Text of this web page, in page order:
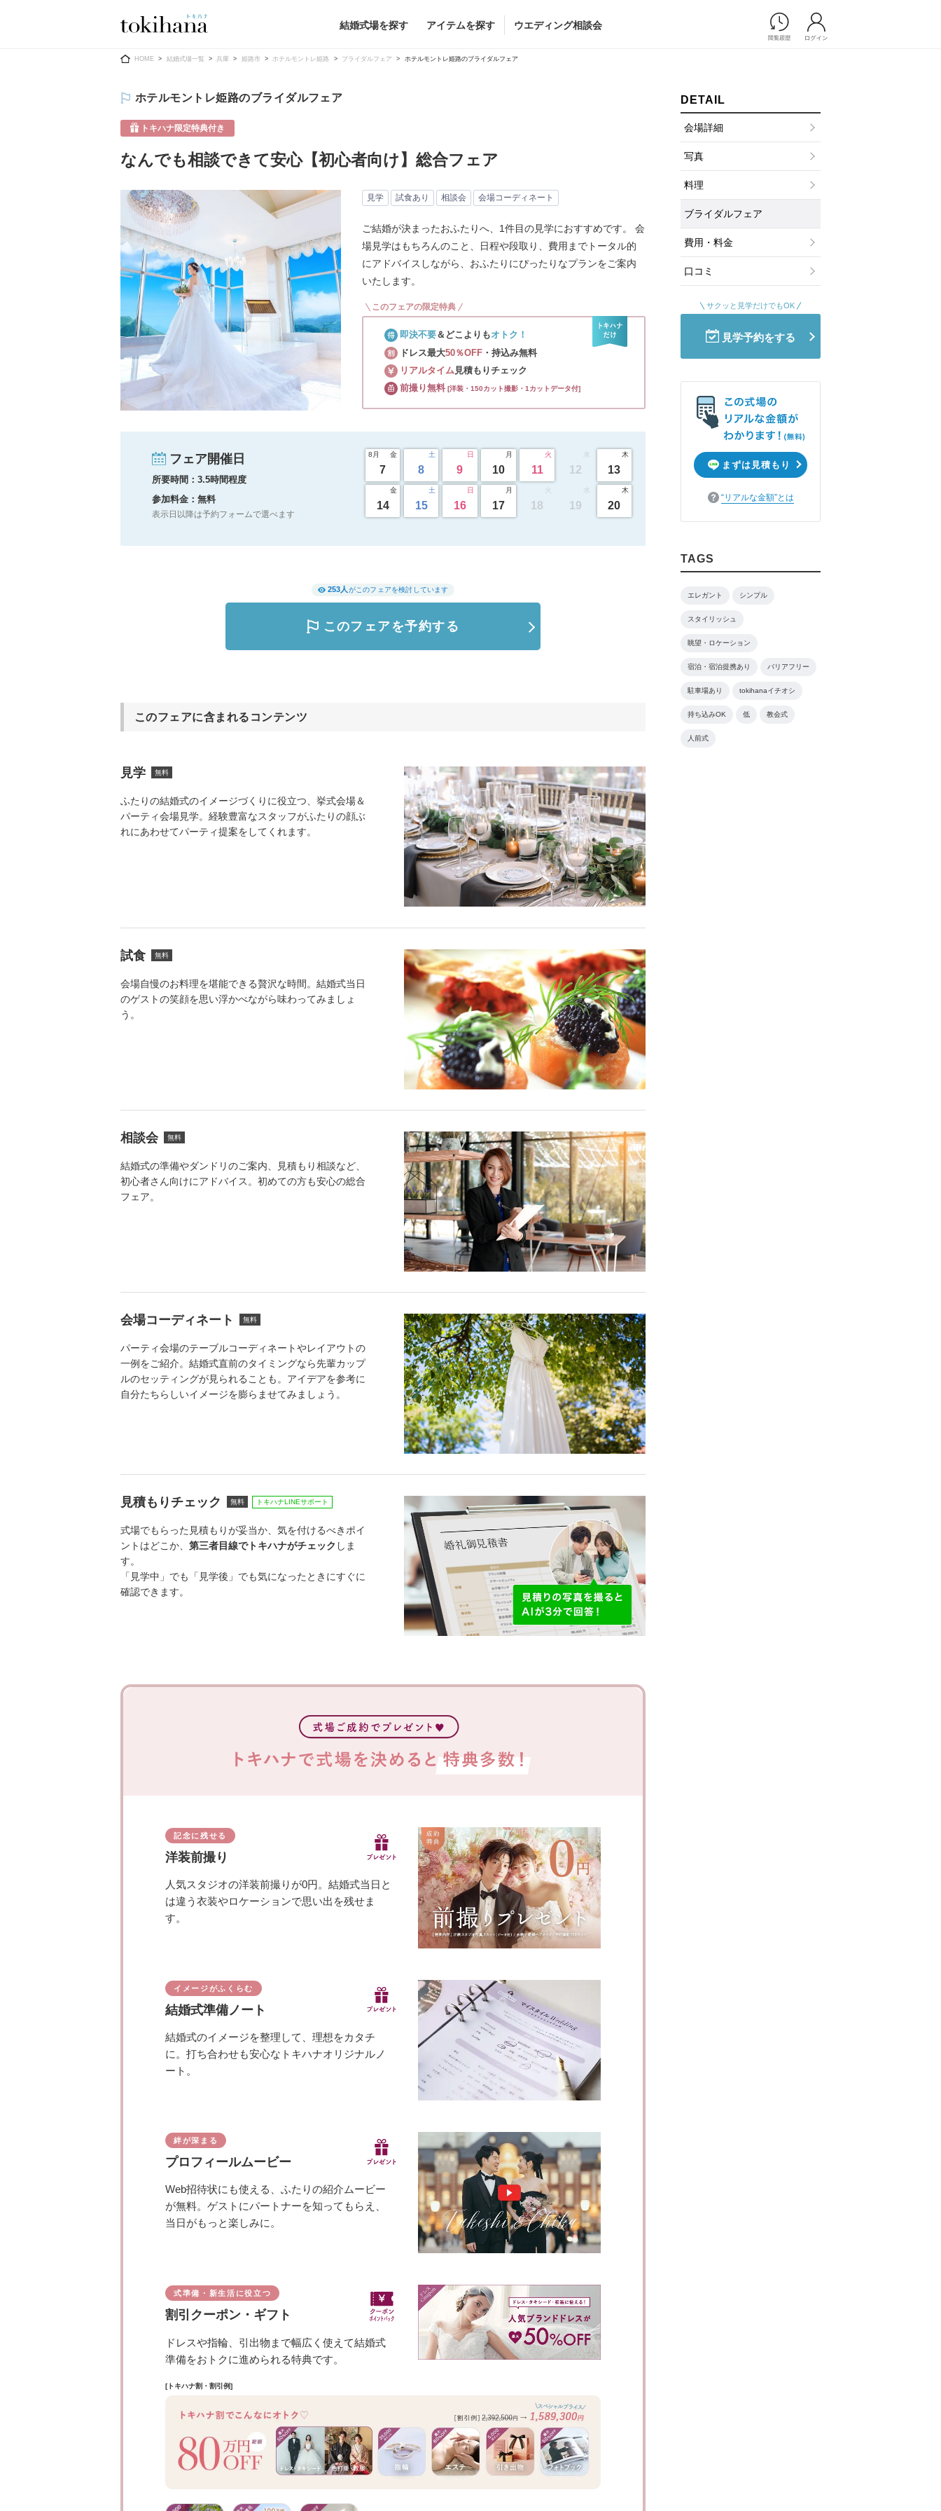
結婚式場を探す アイテムを探す
Ring
婚約指輪
すべてのアイテム
指輪ショップ一覧
Dress
ウエディングドレス
送）
カラードレス
（メーカー直送）
和装
メンズ
メンズ （メーカー直送）
すべてのアイテム
ドレスショップ一覧
Flower
ブーケ
すべてのアイテム
フラワーショップ一覧
前撮り/後撮り
家族フォト/ペット撮影
スナップ写真
フォトウエディング/前撮りショ
ップ一覧
Movie
すべてのアイテム
ウエディング相談会
HOME 結婚式場一覧 兵庫 姫路市 ホテルモントレ姫路 ブライダルフェア ホテルモントレ姫路のブライダルフェア
DETAIL
会場詳細
写真
料理
ブライダルフェア
費用・料金
口コミ
サクッと見学だけでもOK
見学予約をする
まずは見積もり
“リアルな金額”とは
TAGS
エレガント シンプル
スタイリッシュ
眺望・ロケーション
宿泊・宿泊提携あり バリアフリー
駐車場あり tokihanaイチオシ
持ち込みOK 低 教会式
人前式
ホテルモントレ姫路のブライダルフェア
トキハナ限定特典付き
なんでも相談できて安心【初心者向け】総合フェア
このフェアの限定特典
即決不要＆どこよりもオトク！
ドレス最大50％OFF ・持込み無料
リアルタイム 見積もりチェック
前撮り無料 [洋装・150カット撮影・1カットデータ付]
見学 試食あり 相談会 会場コーディネート
ご結婚が決まったおふたりへ、1件目の見学におすすめです。 会
場見学はもちろんのこと、日程や段取り、費用までトータル的
にアドバイスしながら、おふたりにぴったりなプランをご案内
いたします。
フェア開催日
所要時間：3.5時間程度
参加料金：無料
表示日以降は予約フォームで選べます
8月 金
7
土
8
日
9
月
10
火
11
水
12
木
13
金
14
土
15
日
16
月
17
火
18
水
19
木
20
253人 がこのフェアを検討しています
このフェアを予約する
このフェアに含まれるコンテンツ
見学 無料
ふたりの結婚式のイメージづくりに役立つ、挙式会場＆
パーティ会場見学。経験豊富なスタッフがふたりの顔ぶ
れにあわせてパーティ提案をしてくれます。
試食 無料
会場自慢のお料理を堪能できる贅沢な時間。結婚式当日
のゲストの笑顔を思い浮かべながら味わってみましょ
う。
相談会 無料
結婚式の準備やダンドリのご案内、見積もり相談など、
初心者さん向けにアドバイス。初めての方も安心の総合
フェア。
会場コーディネート 無料
パーティ会場のテーブルコーディネートやレイアウトの
一例をご紹介。結婚式直前のタイミングなら先輩カップ
ルのセッティングが見られることも。アイデアを参考に
自分たちらしいイメージを膨らませてみましょう。
見積もりチェック 無料 トキハナLINEサポート
式場でもらった見積もりが妥当か、気を付けるべきポイ
ントはどこか、 第三者目線でトキハナがチェック しま
す。
「見学中」でも「見学後」でも気になったときにすぐに
確認できます。
記念に残せる
洋装前撮り
人気スタジオの洋装前撮りが0円。結婚式当日と
は違う衣装やロケーションで思い出を残せま
す。
イメージがふくらむ
結婚式準備ノート
結婚式のイメージを整理して、理想をカタチ
に。打ち合わせも安心なトキハナオリジナルノ
ート。
絆が深まる
プロフィールムービー
Web招待状にも使える、ふたりの紹介ムービー
が無料。ゲストにパートナーを知ってもらえ、
当日がもっと楽しみに。
式準備・新生活に役立つ
割引クーポン・ギフト
ドレスや指輪、引出物まで幅広く使えて結婚式
準備をおトクに進められる特典です。
[トキハナ割・割引例]